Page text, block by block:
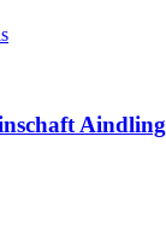
Aindling